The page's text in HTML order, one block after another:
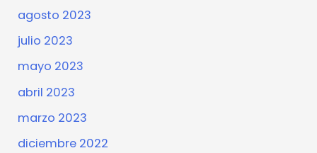
agosto 2023
julio 2023
mayo 2023
abril 2023
marzo 2023
diciembre 2022